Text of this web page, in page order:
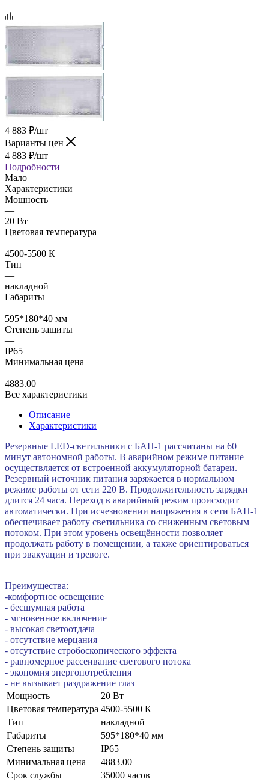
4 883 ₽/шт
Варианты цен
4 883 ₽/шт
Подробности
Мало
Характеристики
Мощность
—
20 Вт
Цветовая температура
—
4500-5500 К
Тип
—
накладной
Габариты
—
595*180*40 мм
Степень защиты
—
IP65
Минимальная цена
—
4883.00
Все характеристики
Описание
Характеристики
Резервные LED-светильники с БАП-1 рассчитаны на 60
минут автономной работы. В аварийном режиме питание
осуществляется от встроенной аккумуляторной батареи.
Резервный источник питания заряжается в нормальном
режиме работы от сети 220 В. Продолжительность зарядки
длится 24 часа. Переход в аварийный режим происходит
автоматически. При исчезновении напряжения в сети БАП-1
обеспечивает работу светильника со сниженным световым
потоком. При этом уровень освещённости позволяет
продолжать работу в помещении, а также ориентироваться
при эвакуации и тревоге.
Преимущества:
-комфортное освещение
- бесшумная работа
- мгновенное включение
- высокая светоотдача
- отсутствие мерцания
- отсутствие стробоскопического эффекта
- равномерное рассеивание светового потока
- экономия энергопотребления
- не вызывает раздражение глаз
Мощность
20 Вт
Цветовая температура 4500-5500 К
Тип
накладной
Габариты
595*180*40 мм
Степень защиты
IP65
Минимальная цена
4883.00
Срок службы
35000 часов